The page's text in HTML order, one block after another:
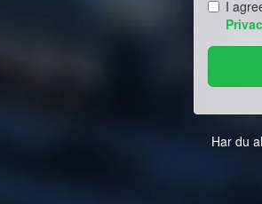
I
Har du